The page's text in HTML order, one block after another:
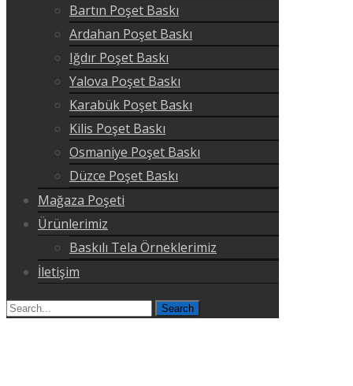
Bartın Poşet Baskı
Ardahan Poşet Baskı
Iğdır Poşet Baskı
Yalova Poşet Baskı
Karabük Poşet Baskı
Kilis Poşet Baskı
Osmaniye Poşet Baskı
Düzce Poşet Baskı
Mağaza Poşeti
Ürünlerimiz
Baskılı Tela Örneklerimiz
İletişim
Search